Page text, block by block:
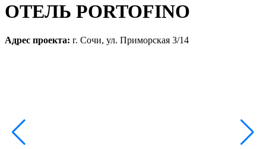
ОТЕЛЬ PORTOFINO
Адрес проекта: г. Сочи, ул. Приморская 3/14